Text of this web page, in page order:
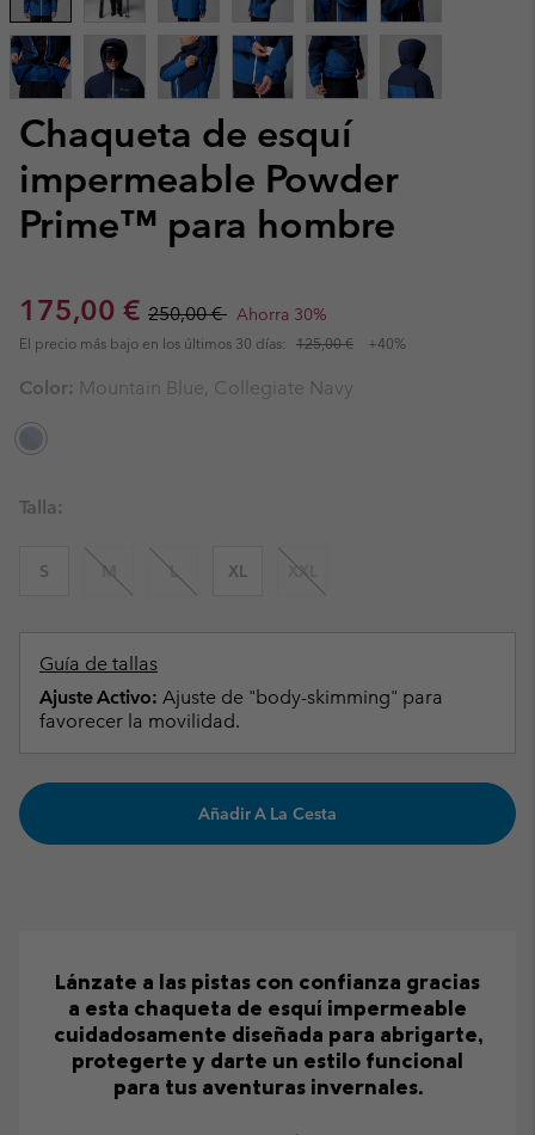
Chaqueta de esquí
impermeable Powder
Prime™ para hombre
Sale price:
175,00 € Regular price:
250,00 € Ahorra 30%
El precio más bajo en los últimos 30 días: 125,00 € +40%
Color: Mountain Blue, Collegiate Navy
Talla:
S M L XL XXL
Guía de tallas
Ajuste Activo: Ajuste de "body-skimming" para
favorecer la movilidad.
Añadir A La Cesta
Lánzate a las pistas con confianza gracias
a esta chaqueta de esquí impermeable
cuidadosamente diseñada para abrigarte,
protegerte y darte un estilo funcional
para tus aventuras invernales.